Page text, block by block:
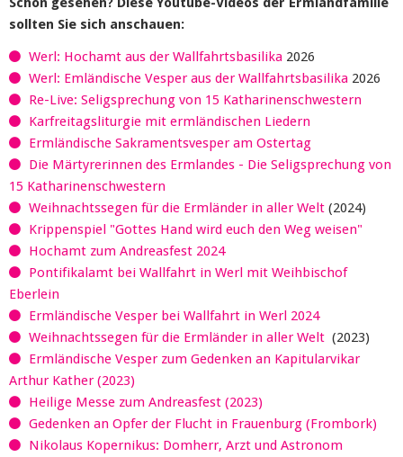
sollten Sie sich anschauen:
Werl: Hochamt aus der Wallfahrtsbasilika 2026
Werl: Emländische Vesper aus der Wallfahrtsbasilika 2026
Re-Live: Seligsprechung von 15 Katharinenschwestern
Karfreitagsliturgie mit ermländischen Liedern
Ermländische Sakramentsvesper am Ostertag
Die Märtyrerinnen des Ermlandes - Die Seligsprechung von
15 Katharinenschwestern
Weihnachtssegen für die Ermländer in aller Welt (2024)
Krippenspiel "Gottes Hand wird euch den Weg weisen"
Hochamt zum Andreasfest 2024
Pontifikalamt bei Wallfahrt in Werl mit Weihbischof
Eberlein
Ermländische Vesper bei Wallfahrt in Werl 2024
Weihnachtssegen für die Ermländer in aller Welt (2023)
Ermländische Vesper zum Gedenken an Kapitularvikar
Arthur Kather (2023)
Heilige Messe zum Andreasfest (2023)
Gedenken an Opfer der Flucht in Frauenburg (Frombork)
Nikolaus Kopernikus: Domherr, Arzt und Astronom